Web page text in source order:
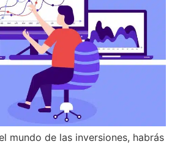
mundo de las inversiones, habrás